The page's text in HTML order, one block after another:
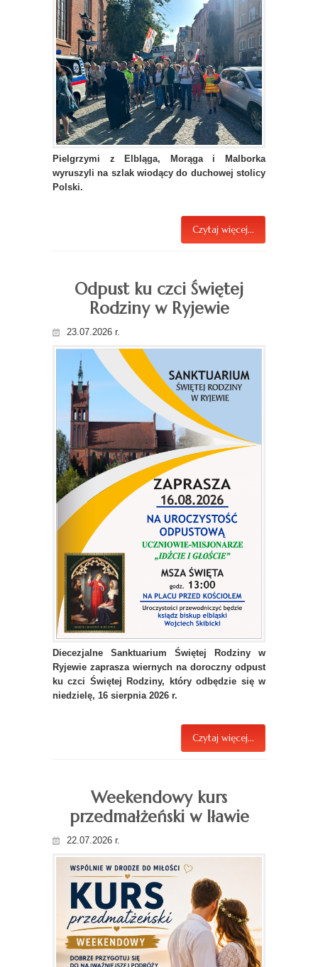
Pielgrzymi z Elbląga, Morąga i Malborka
wyruszyli na szlak wiodący do duchowej stolicy
Polski.
Czytaj więcej...
Odpust ku czci Świętej
Rodziny w Ryjewie
23.07.2026 r.
Diecezjalne Sanktuarium Świętej Rodziny w
Ryjewie zaprasza wiernych na doroczny odpust
ku czci Świętej Rodziny, który odbędzie się w
niedzielę, 16 sierpnia 2026 r.
Czytaj więcej...
Weekendowy kurs
przedmałżeński w Iławie
22.07.2026 r.